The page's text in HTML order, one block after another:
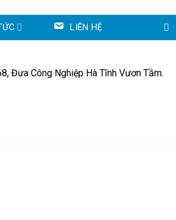
LIÊN HỆ
Đưa Công Nghiệp Hà Tĩnh Vươn Tầm.